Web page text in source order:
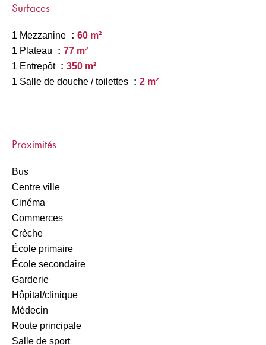
Surfaces
1 Mezzanine
60 m²
1 Plateau
77 m²
1 Entrepôt
350 m²
1 Salle de douche / toilettes
2 m²
Proximités
Bus
Centre ville
Cinéma
Commerces
Crèche
École primaire
École secondaire
Garderie
Hôpital/clinique
Médecin
Route principale
Salle de sport